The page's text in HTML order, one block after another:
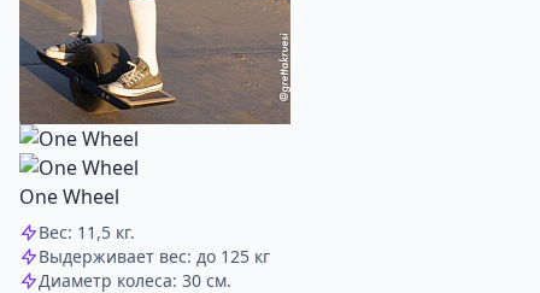
One Wheel
Вес: 11,5 кг.
Выдерживает вес: до 125 кг
Диаметр колеса: 30 см.